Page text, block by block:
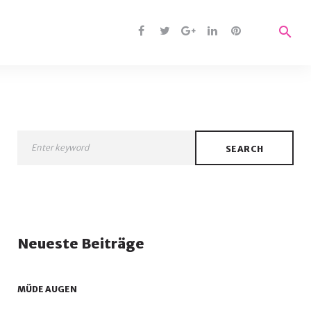
search
SEARCH
Neueste Beiträge
MÜDE AUGEN